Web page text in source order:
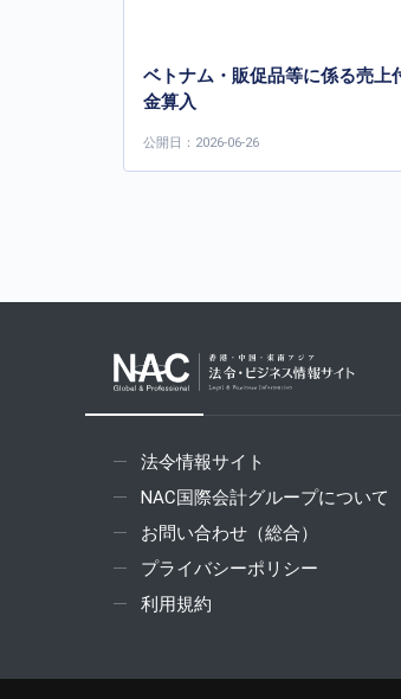
ベトナム・販促品等に係る売上
金算入
公開日：2026-06-26
法令情報サイト
NAC国際会計グループについて
お問い合わせ（総合）
プライバシーポリシー
利用規約